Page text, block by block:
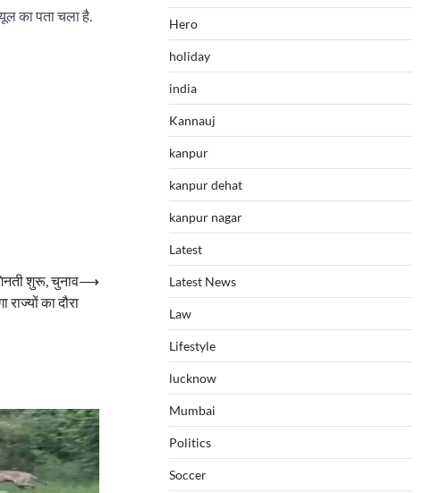
का पता चला है.
शुरू, चुनाव
का दौरा
⟶
Hero
holiday
india
Kannauj
kanpur
kanpur dehat
kanpur nagar
Latest
Latest News
Law
Lifestyle
lucknow
Mumbai
Politics
Soccer